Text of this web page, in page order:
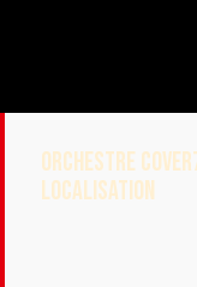
ORCHESTRE
LOCALISATION